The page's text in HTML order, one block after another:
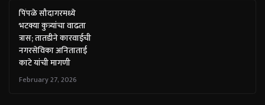
पिंपळे सौदागरमध्ये
भटक्या कुत्र्यांचा वाढता
त्रास; तातडीने कारवाईची
नगरसेविका अनिताताई
काटे यांची मागणी
February 27, 2026